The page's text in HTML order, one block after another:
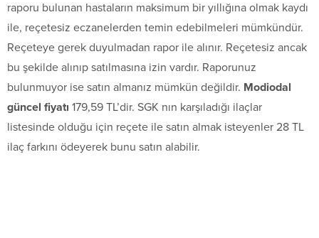
raporu bulunan hastaların maksimum bir yıllığına olmak kaydı
ile, reçetesiz eczanelerden temin edebilmeleri mümkündür.
Reçeteye gerek duyulmadan rapor ile alınır. Reçetesiz ancak
bu şekilde alınıp satılmasına izin vardır. Raporunuz
bulunmuyor ise satın almanız mümkün değildir. Modiodal
güncel fiyatı 179,59 TL’dir. SGK nın karşıladığı ilaçlar
listesinde olduğu için reçete ile satın almak isteyenler 28 TL
ilaç farkını ödeyerek bunu satın alabilir.